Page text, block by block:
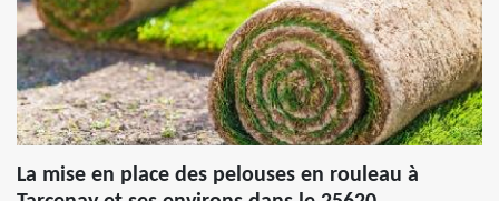
La mise en place des pelouses en rouleau à